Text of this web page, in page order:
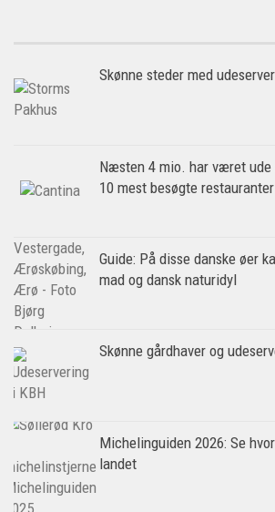
Skønne steder med
Næsten 4 mio. har været ude
10 mest besøgte restauranter
Guide: På disse danske øer
mad og dansk naturidyl
Skønne gårdhaver og
Michelinguiden 2026: Se
landet